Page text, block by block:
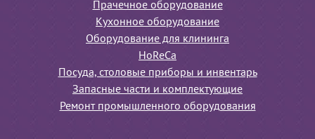
Прачечное оборудование
Кухонное оборудование
Оборудование для клининга
HoReCa
Посуда, столовые приборы и инвентарь
Запасные части и комплектующие
Ремонт промышленного оборудования